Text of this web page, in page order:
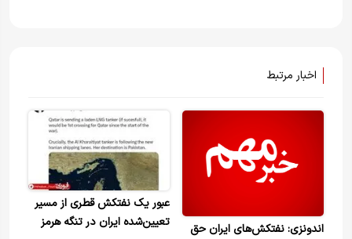
اخبار مرتبط
اندونزی: نفتکش‌های ایران حق
عبور یک نفتکش قطری از مسیر
تعیین‌شده ایران در تنگه هرمز